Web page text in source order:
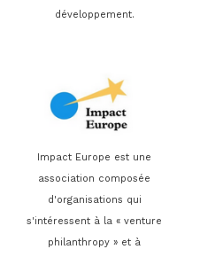
développement.
Impact Europe est une
association composée
d'organisations qui
s'intéressent à la « venture
philanthropy » et à